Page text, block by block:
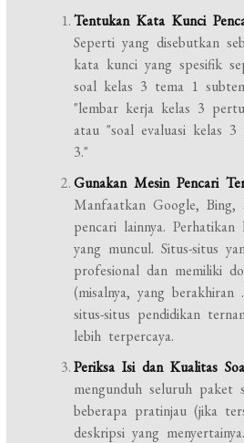
Tentukan Kata Kunci
Seperti yang disebutkan
kata kunci yang spesifik
soal kelas 3 tema 1
"lembar kerja kelas 3
atau "soal evaluasi kelas
3."
Gunakan Mesin Pencari
Manfaatkan Google, Bing,
pencari lainnya. Perhatikan
yang muncul. Situs-situs
profesional dan memiliki
(misalnya, yang berakhiran
situs-situs pendidikan
lebih terpercaya.
Periksa Isi dan Kualitas
mengunduh seluruh paket
beberapa pratinjau (jika
deskripsi yang